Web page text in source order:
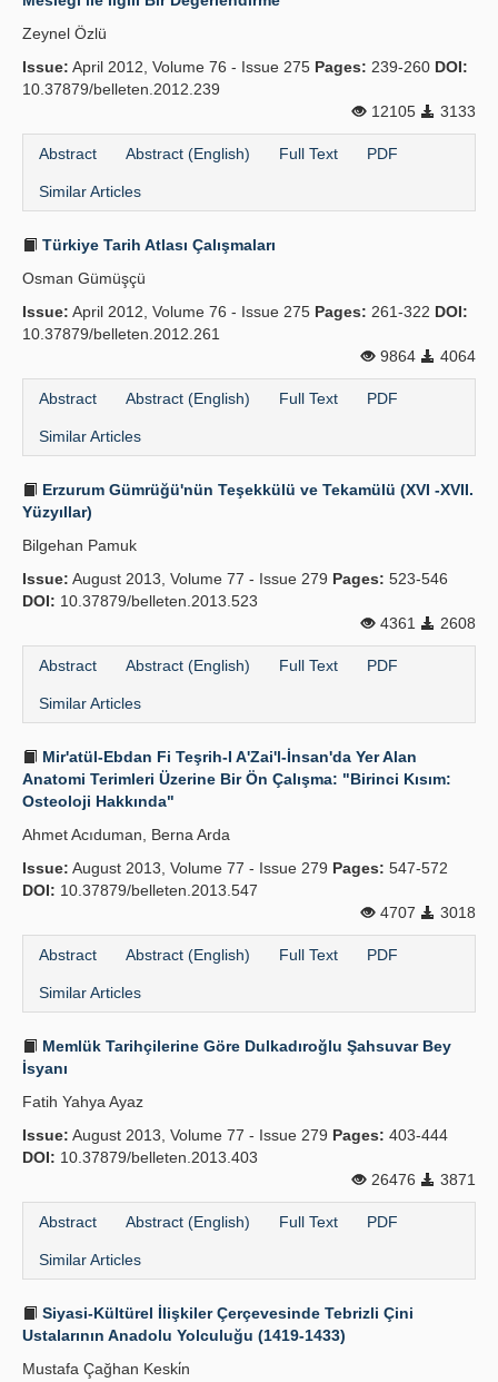
Zeynel Özlü
Issue: April 2012, Volume 76 - Issue 275 Pages: 239-260 DOI:
10.37879/belleten.2012.239
12105
3133
Abstract Abstract (English) Full Text PDF
Similar Articles
Türkiye Tarih Atlası Çalışmaları
Osman Gümüşçü
Issue: April 2012, Volume 76 - Issue 275 Pages: 261-322 DOI:
10.37879/belleten.2012.261
9864
4064
Abstract Abstract (English) Full Text PDF
Similar Articles
Erzurum Gümrüğü'nün Teşekkülü ve Tekamülü (XVI -XVII.
Yüzyıllar)
Bilgehan Pamuk
Issue: August 2013, Volume 77 - Issue 279 Pages: 523-546
DOI: 10.37879/belleten.2013.523
4361
2608
Abstract Abstract (English) Full Text PDF
Similar Articles
Mir'atül-Ebdan Fi Teşrih-I A'Zai'l-İnsan'da Yer Alan
Anatomi Terimleri Üzerine Bir Ön Çalışma: "Birinci Kısım:
Osteoloji Hakkında"
Ahmet Acıduman, Berna Arda
Issue: August 2013, Volume 77 - Issue 279 Pages: 547-572
DOI: 10.37879/belleten.2013.547
4707
3018
Abstract Abstract (English) Full Text PDF
Similar Articles
Memlük Tarihçilerine Göre Dulkadır­oğlu Şahsuvar Bey
İsyanı
Fatih Yahya Ayaz
Issue: August 2013, Volume 77 - Issue 279 Pages: 403-444
DOI: 10.37879/belleten.2013.403
26476
3871
Abstract Abstract (English) Full Text PDF
Similar Articles
Siyasi-Kültürel İlişkiler Çer­çevesinde Tebrizli Çini
Ustalarının Anadolu Yolculuğu (1419-1433)
Mustafa Çağhan Keski̇n